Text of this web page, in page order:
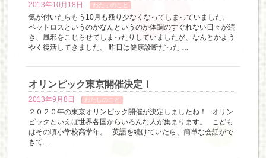
2013年10月18日 わたしのこと
気が付いたらもう10月も残り少なくなってしまっていました。
ペットロスというのかなんというのか体調のすぐれない日々が続
き、風邪をこじらせてしまったりしていましたが、なんとかよう
やく復活してきました。 昨日は健康診断だった …
オリンピック東京開催決定！
2013年9月8日 わたしのこと
２０２０年の東京オリンピック開催が決定しましたね！ オリン
ピックといえば世界各国からいろんな人が集まります。 こども
はその頃小学校高学年。 英語を続けていたら、簡単な会話がで
きて …